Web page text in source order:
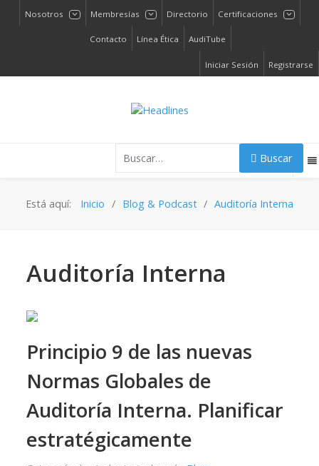
Nosotros Membresías Directorio Certificaciones
Contacto Línea Ética AudiTube
Iniciar Sesión Registrarse
Buscar
Está aquí: Inicio Blog & Podcast Auditoría Interna
Auditoría Interna
Principio 9 de las nuevas
Normas Globales de
Auditoría Interna. Planificar
estratégicamente